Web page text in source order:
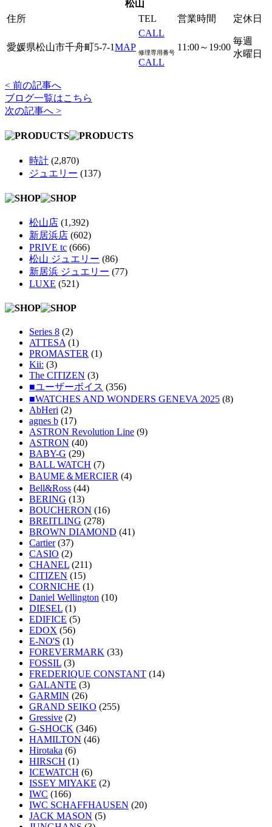
松山
住所
TEL 営業時間 定休日
愛媛県松山市千舟町5-7-1MAP
CALL
修理専用番号
CALL
11:00～19:00
毎週
水曜日
< 前の記事へ
ブログ一覧はこちら
次の記事へ >
時計 (2,870)
ジュエリー (137)
松山店 (1,392)
新居浜店 (602)
PRIVE tc (666)
松山 ジュエリー (86)
新居浜 ジュエリー (77)
LUXE (521)
Series 8 (2)
ATTESA (1)
PROMASTER (1)
Kii: (3)
The CITIZEN (3)
■ユーザーボイス (356)
■WATCHES AND WONDERS GENEVA 2025 (8)
AbHeri (2)
agnes b (17)
ASTRON Revolution Line (9)
ASTRON (40)
BABY-G (29)
BALL WATCH (7)
BAUME＆MERCIER (4)
Bell&Ross (44)
BERING (13)
BOUCHERON (16)
BREITLING (278)
BROWN DIAMOND (41)
Cartier(37)
CASIO (2)
CHANEL (211)
CITIZEN (15)
CORNICHE (1)
Daniel Wellington (10)
DIESEL (1)
EDIFICE (5)
EDOX (56)
E-NO'S (1)
FOREVERMARK (33)
FOSSIL (3)
FREDERIQUE CONSTANT (14)
GALANTE (3)
GARMIN (26)
GRAND SEIKO (255)
Gressive (2)
G-SHOCK (346)
HAMILTON (46)
Hirotaka (6)
HIRSCH (1)
ICEWATCH (6)
ISSEY MIYAKE (2)
IWC (166)
IWC SCHAFFHAUSEN (20)
JACK MASON (5)